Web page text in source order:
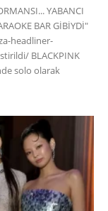
YABANCI
BAR GİBİYDİ"
headliner-
BLACKPINK
solo olarak